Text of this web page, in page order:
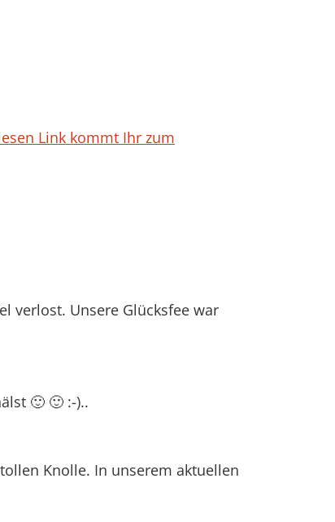
Link kommt Ihr zum
verlost. Unsere Glücksfee war
🙂 🙂 :-)..
Knolle. In unserem aktuellen